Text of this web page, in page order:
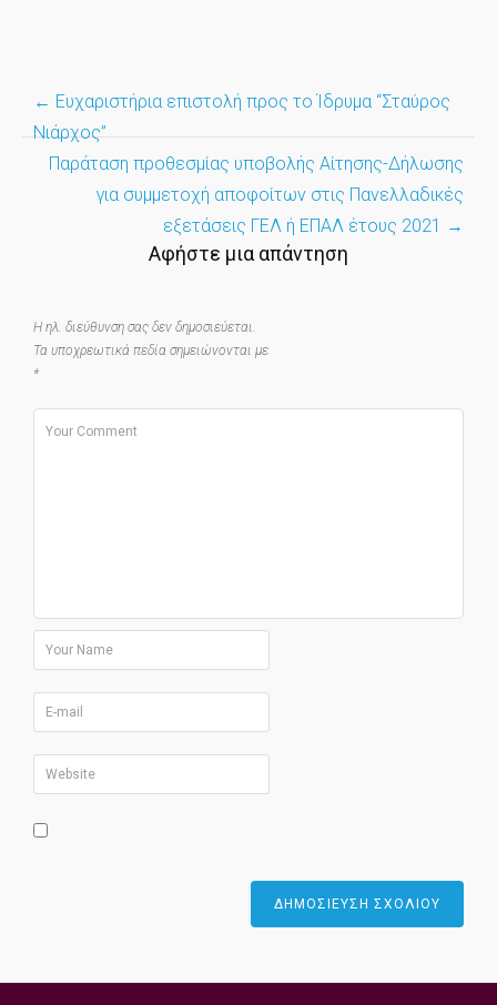
Post
navigation
← Ευχαριστήρια επιστολή προς το Ίδρυμα “Σταύρος
Νιάρχος”
Παράταση προθεσμίας υποβολής Αίτησης-Δήλωσης
για συμμετοχή αποφοίτων στις Πανελλαδικές
εξετάσεις ΓΕΛ ή ΕΠΑΛ έτους 2021 →
Αφήστε μια απάντηση
Η ηλ. διεύθυνση σας δεν δημοσιεύεται.
Τα υποχρεωτικά πεδία σημειώνονται με
*